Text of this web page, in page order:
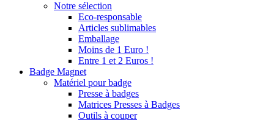
Notre sélection
Eco-responsable
Articles sublimables
Emballage
Moins de 1 Euro !
Entre 1 et 2 Euros !
Badge Magnet
Matériel pour badge
Presse à badges
Matrices Presses à Badges
Outils à couper